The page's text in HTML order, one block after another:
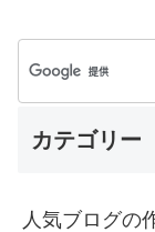
カテゴリー
人気ブログの